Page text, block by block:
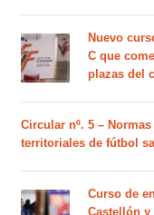
Nuevo
C que
plazas del
Circular nº. 5 –
territoriales de fútbol
Curso de
Castellón y